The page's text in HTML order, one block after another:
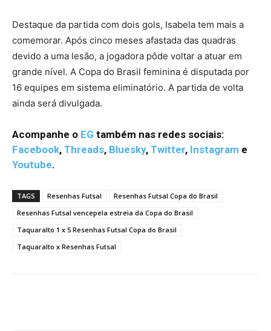
Destaque da partida com dois gols, Isabela tem mais a
comemorar. Após cinco meses afastada das quadras
devido a uma lesão, a jogadora pôde voltar a atuar em
grande nível. A Copa do Brasil feminina é disputada por
16 equipes em sistema eliminatório. A partida de volta
ainda será divulgada.
Acompanhe o EG também nas redes sociais:
Facebook, Threads, Bluesky, Twitter, Instagram e
Youtube.
TAGS Resenhas Futsal
Resenhas Futsal Copa do Brasil
Resenhas Futsal vencepela estreia da Copa do Brasil
Taquaralto 1 x 5 Resenhas Futsal Copa do Brasil
Taquaralto x Resenhas Futsal